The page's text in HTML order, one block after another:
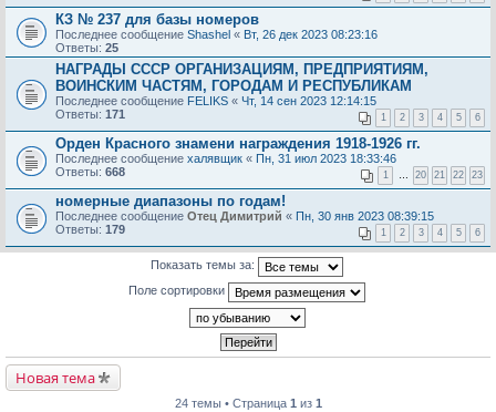
КЗ № 237 для базы номеров
Последнее сообщение Shashel « Вт, 26 дек 2023 08:23:16
Ответы: 25
НАГРАДЫ СССР ОРГАНИЗАЦИЯМ, ПРЕДПРИЯТИЯМ,
ВОИНСКИМ ЧАСТЯМ, ГОРОДАМ И РЕСПУБЛИКАМ
Последнее сообщение FELIKS « Чт, 14 сен 2023 12:14:15
Ответы: 171 1 2 3 4 5 6
Орден Красного знамени награждения 1918-1926 гг.
Последнее сообщение халявщик « Пн, 31 июл 2023 18:33:46
Ответы: 668 1 20 21 22 23
номерные диапазоны по годам!
Последнее сообщение Отец Димитрий « Пн, 30 янв 2023 08:39:15
Ответы: 179 1 2 3 4 5 6
Показать темы за:
Поле сортировки
Новая тема
24 темы • Страница 1 из 1